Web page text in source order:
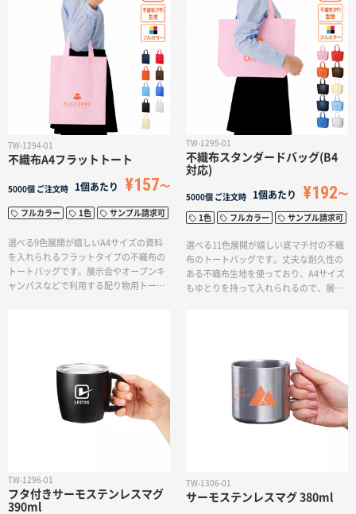
症対策にもなりますので、暑い中で働く
方が多い建設業や製造業の方に向けたキ
ャンペーンノベルティとしてお配りする
と喜ばれます。
配布やスポーツクラブの備品などにおす
すめの商品です。
TW-1294-01
不織布A4フラットトート
5000個 ご注文時 1個あたり ¥157
フルカラー 1色 サンプル請求可
選べる9色展開が嬉しいA4サイズの資料
を入れられるフラットタイプの不織布の
トートバッグです。展示会やオープンキ
ャンパスなどで利用する配り物用トート
れてお渡ししても、大丈夫な耐久性のあ
る不織布生地を使っています。イベント
会場に持っていく時も軽量でかさばりま
TW-1295-01
不織布スタンダードバッグ(B4
対応)
5000個 ご注文時 1個あたり ¥192
1色 フルカラー サンプル請求可
選べる11色展開が嬉しい底マチ付の不織
布のトートバッグです。丈夫な耐久性の
ある不織布生地を使っており、A4サイズ
もゆとりを持って入れられるので、展示
らフルカラー印刷まで対応しており、ブ
ランドカラーを選んでお好みのロゴデザ
インを入れれば、オリジナルトートバッ
グの完成です。パンフレットやカタログ
など少し重い荷物を入れてお渡しして
TW-1296-01
フタ付きサーモステンレスマグ
390ml
TW-1306-01
サーモステンレスマグ 380ml